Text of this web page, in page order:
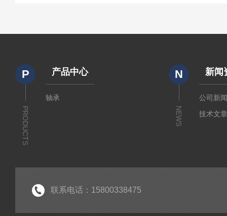
P
PRODUCTS
产品中心
轴承
N
NEWS
新闻
公司新
技术文
联系电话：15800338475